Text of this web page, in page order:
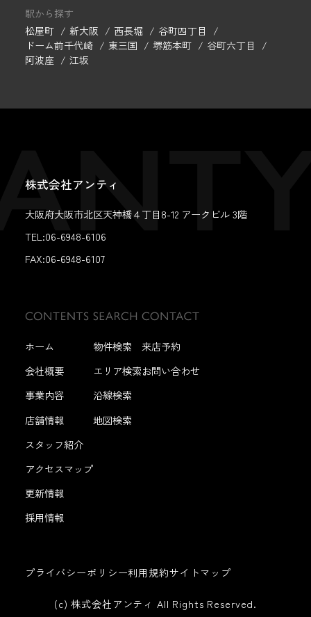
駅から探す
松屋町
新大阪 西長堀
谷町四丁目
ドーム前千代崎
東三国 堺筋本町
谷町六丁目
阿波座
江坂
株式会社アンティ
大阪府大阪市北区天神橋４丁目8-12 アークビル 3階
TEL:06-6948-6106
FAX:06-6948-6107
ホーム
会社概要
事業内容
店舗情報
スタッフ紹介
アクセスマップ
更新情報
採用情報
物件検索
エリア検索
沿線検索
地図検索
来店予約
お問い合わせ
プライバシーポリシー利用規約サイトマップ
(c) 株式会社アンティ All Rights Reserved.